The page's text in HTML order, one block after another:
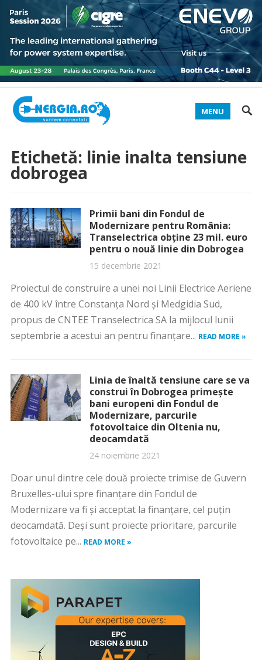
MENU
Etichetă: linie inalta tensiune
dobrogea
Primii bani din Fondul de
Modernizare pentru România:
Transelectrica obține 23 mil. euro
pentru o nouă linie din Dobrogea
15 decembrie 2021
Proiectul de construire a unei noi Linii Electrice Aeriene
de 400 kV între Constanța Nord și Medgidia Sud,
propus de CNTEE Transelectrica SA la mijlocul lunii
septembrie a acestui an pentru finanțare... READ MORE »
Linia de înaltă tensiune care se va
construi în Dobrogea primește
bani europeni din Fondul de
Modernizare, parcurile
fotovoltaice din Oltenia nu,
deocamdată
24 noiembrie 2021
Doar unul dintre cele două proiecte trimise de Guvern
Bruxelles-ului spre finanțare din Fondul de
Modernizare va fi și acceptat la finanțare, cel puțin
deocamdată. Deși sunt proiecte prioritare, parcurile
fotovoltaice pe... READ MORE »